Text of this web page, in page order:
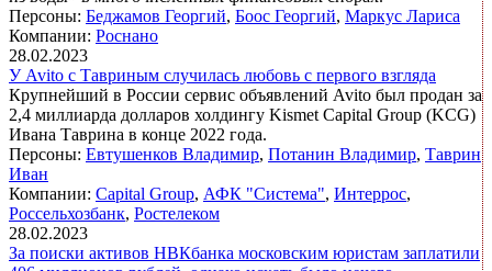
Персоны: Беджамов Георгий, Боос Георгий, Маркус Лариса
Компании: Роснано
28.02.2023
У Avito с Тавриным случилась любовь с первого взгляда
Крупнейший в России сервис объявлений Avito был продан за
2,4 миллиарда долларов холдингу Kismet Capital Group (KCG)
Ивана Таврина в конце 2022 года.
Персоны: Евтушенков Владимир, Потанин Владимир, Таврин
Иван
Компании: Capital Group, АФК "Система", Интеррос,
Россельхозбанк, Ростелеком
28.02.2023
За поиски активов НВКбанка московским юристам заплатили